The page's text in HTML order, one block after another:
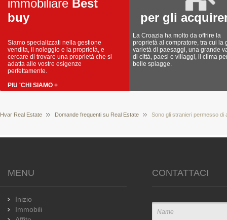
immobiliare Best
buy
Siamo specializzati nella gestione
vendita, il noleggio e la proprietà, e
cercare di trovare una proprietà che si
adatta alle vostre esigenze
perfettamente.
PIU 'CHI SIAMO +
per gli
La Croazia ha molto da offrire la
proprietà al compratore, tra cui la
varietà di paesaggi, una grande
di città, paesi e villaggi, il clima
belle spiagge.
Hvar Real Estate Domande frequenti su Real Estate Sono gli stranieri permesso di
MENU
Inizio
Immobili
CONTATTACI